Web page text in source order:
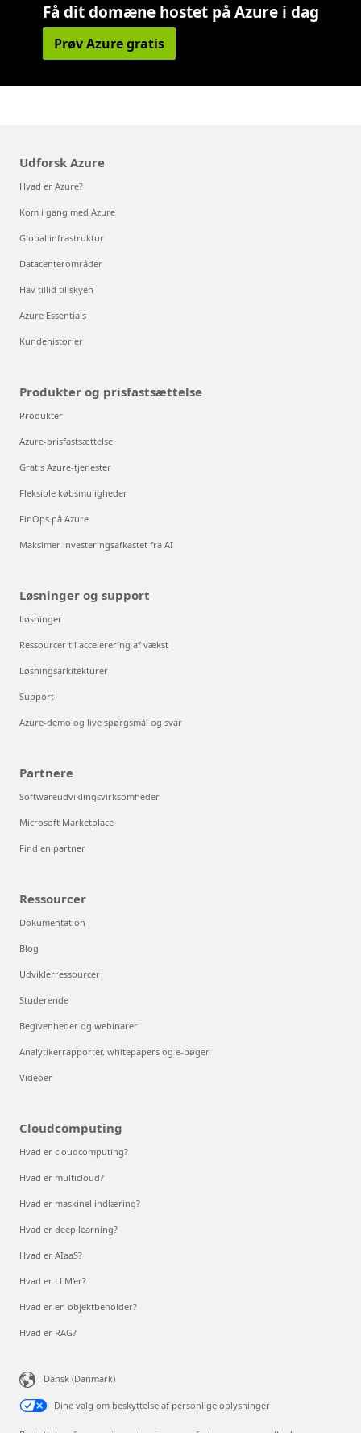
Få dit domæne hostet på Azure i dag
Prøv Azure gratis
Udforsk Azure
Hvad er Azure?
Kom i gang med Azure
Global infrastruktur
Datacenterområder
Hav tillid til skyen
Azure Essentials
Kundehistorier
Produkter og prisfastsættelse
Produkter
Azure-prisfastsættelse
Gratis Azure-tjenester
Fleksible købsmuligheder
FinOps på Azure
Maksimer investeringsafkastet fra AI
Løsninger og support
Løsninger
Ressourcer til accelerering af vækst
Løsningsarkitekturer
Support
Azure-demo og live spørgsmål og svar
Partnere
Softwareudviklingsvirksomheder
Microsoft Marketplace
Find en partner
Ressourcer
Dokumentation
Blog
Udviklerressourcer
Studerende
Begivenheder og webinarer
Analytikerrapporter, whitepapers og e-bøger
Videoer
Cloudcomputing
Hvad er cloudcomputing?
Hvad er multicloud?
Hvad er maskinel indlæring?
Hvad er deep learning?
Hvad er AIaaS?
Hvad er LLM'er?
Hvad er en objektbeholder?
Hvad er RAG?
Dansk (Danmark)
Dine valg om beskyttelse af personlige oplysninger